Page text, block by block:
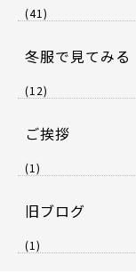
(41)
冬服で見てみる
(12)
ご挨拶
(1)
旧ブログ
(1)